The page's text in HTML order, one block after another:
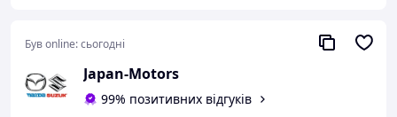
Був online:сьогодні
Japan-Motors
99% позитивних відгуків